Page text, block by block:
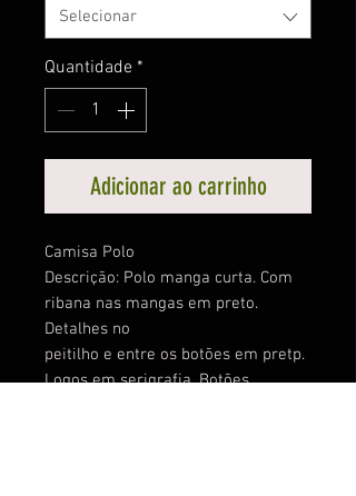
Selecionar
Quantidade *
Adicionar ao carrinho
Camisa Polo
Descrição: Polo manga curta. Com
ribana nas mangas em preto.
Detalhes no
peitilho e entre os botões em pretp.
Logos em serigrafia. Botões